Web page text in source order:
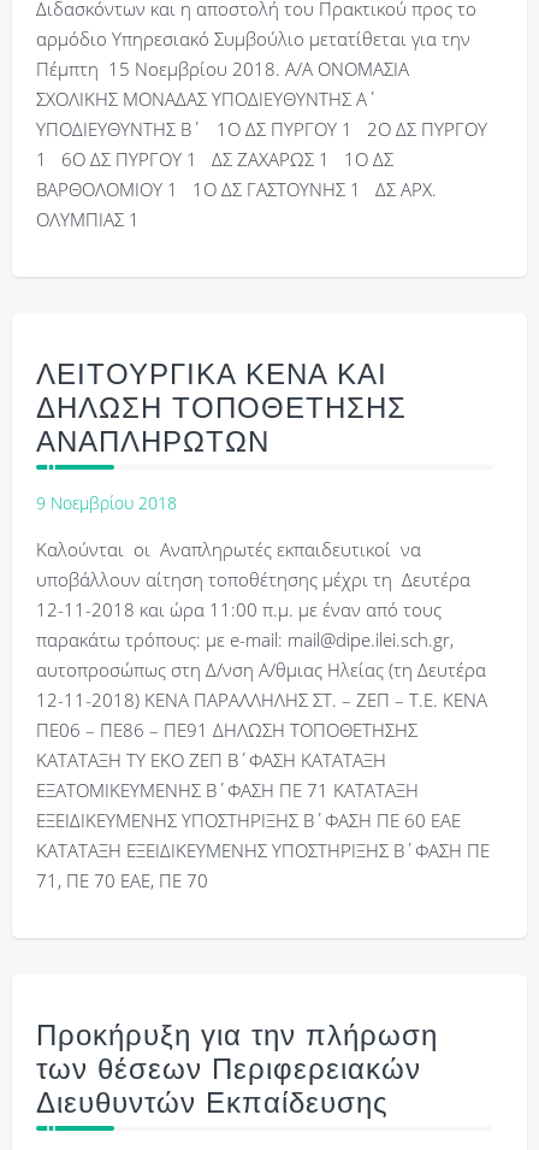
Διδασκόντων και η αποστολή του Πρακτικού προς το
αρμόδιο Υπηρεσιακό Συμβούλιο μετατίθεται για την
Πέμπτη 15 Νοεμβρίου 2018. Α/Α ΟΝΟΜΑΣΙΑ
ΣΧΟΛΙΚΗΣ ΜΟΝΑΔΑΣ ΥΠΟΔΙΕΥΘΥΝΤΗΣ Α΄
ΥΠΟΔΙΕΥΘΥΝΤΗΣ Β΄ 1Ο ΔΣ ΠΥΡΓΟΥ 1 2Ο ΔΣ ΠΥΡΓΟΥ
1 6Ο ΔΣ ΠΥΡΓΟΥ 1 ΔΣ ΖΑΧΑΡΩΣ 1 1Ο ΔΣ
ΒΑΡΘΟΛΟΜΙΟΥ 1 1Ο ΔΣ ΓΑΣΤΟΥΝΗΣ 1 ΔΣ ΑΡΧ.
ΟΛΥΜΠΙΑΣ 1
ΛΕΙΤΟΥΡΓΙΚΑ ΚΕΝΑ ΚΑΙ
ΔΗΛΩΣΗ ΤΟΠΟΘΕΤΗΣΗΣ
ΑΝΑΠΛΗΡΩΤΩΝ
9 Νοεμβρίου 2018
Καλούνται οι Αναπληρωτές εκπαιδευτικοί να
υποβάλλουν αίτηση τοποθέτησης μέχρι τη Δευτέρα
12-11-2018 και ώρα 11:00 π.μ. με έναν από τους
παρακάτω τρόπους: με e-mail: mail@dipe.ilei.sch.gr,
αυτοπροσώπως στη Δ/νση Α/θμιας Ηλείας (τη Δευτέρα
12-11-2018) ΚΕΝΑ ΠΑΡΑΛΛΗΛΗΣ ΣΤ. – ΖΕΠ – Τ.Ε. ΚΕΝΑ
ΠΕ06 – ΠΕ86 – ΠΕ91 ΔΗΛΩΣΗ ΤΟΠΟΘΕΤΗΣΗΣ
ΚΑΤΑΤΑΞΗ ΤΥ ΕΚΟ ΖΕΠ Β΄ΦΑΣΗ ΚΑΤΑΤΑΞΗ
ΕΞΑΤΟΜΙΚΕΥΜΕΝΗΣ Β΄ΦΑΣΗ ΠΕ 71 ΚΑΤΑΤΑΞΗ
ΕΞΕΙΔΙΚΕΥΜΕΝΗΣ ΥΠΟΣΤΗΡΙΞΗΣ Β΄ΦΑΣΗ ΠΕ 60 ΕΑΕ
ΚΑΤΑΤΑΞΗ ΕΞΕΙΔΙΚΕΥΜΕΝΗΣ ΥΠΟΣΤΗΡΙΞΗΣ Β΄ΦΑΣΗ ΠΕ
71, ΠΕ 70 ΕΑΕ, ΠΕ 70
Προκήρυξη για την πλήρωση
των θέσεων Περιφερειακών
Διευθυντών Εκπαίδευσης